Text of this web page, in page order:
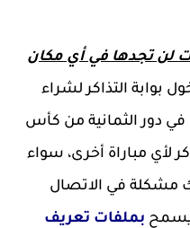
لن تجدها في أي مكان
بوابة التذاكر لشراء
في دور الثمانية من كأس
أو أي تذاكر لأي مباراة أخرى، سواء
مشكلة في الاتصال
يسمح بملفات تعريف